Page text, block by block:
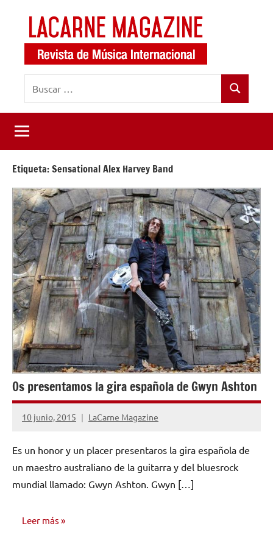
contenido
LaCarne
Magazine
de
música
internacional
Buscar
Etiqueta:Sensational Alex Harvey Band
Os presentamos la gira española de Gwyn Ashton
10 junio, 2015 LaCarne Magazine
No
comentarios
Es un honor y un placer presentaros la gira española de
un maestro australiano de la guitarra y del bluesrock
mundial llamado: Gwyn Ashton. Gwyn […]
Leer más